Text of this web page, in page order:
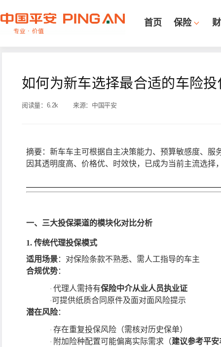
首页 保险
如何为新车选择最合适的车险
阅读量： 6.2k 来源： 中国平安
摘要：新车车主可根据自主决策能力、预算敏感度、服
因其透明度高、价格优、时效快，已成为当前主流选择
一、三大投保渠道的模块化对比分析
1. 传统代理投保模式
适用场景：对保险条款不熟悉、需人工指导的车主
合规优势：
· 代理人需持有保险中介从业人员执业证
·可提供纸质合同原件及面对面风险提示
潜在风险：
· 存在重复投保风险（需核对历史保单）
· 附加险种配置可能偏离实际需求（建议参考平